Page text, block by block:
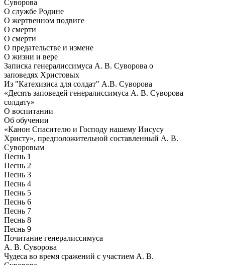
Суворова
О службе Родине
О жертвенном подвиге
О смерти
О смерти
О предательстве и измене
О жизни и вере
Записка генералиссимуса А. В. Суворова о
заповедях Христовых
Из "Катехизиса для солдат" А.В. Суворова
«Десять заповедей генералиссимуса А. В. Суворова
солдату»
О воспитании
Об обучении
«Канон Спасителю и Господу нашему Иисусу
Христу», предположительной составленный А. В.
Суворовым
Песнь 1
Песнь 2
Песнь 3
Песнь 4
Песнь 5
Песнь 6
Песнь 7
Песнь 8
Песнь 9
Почитание генералиссимуса
А. В. Суворова
Чудеса во время сражений с участием А. В.